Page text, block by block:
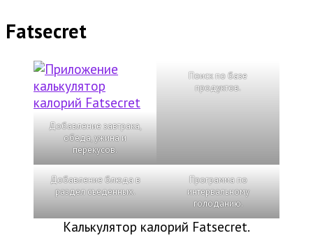
Fatsecret
Добавление завтрака,
обеда, ужина и
перекусов.
Поиск по базе
продуктов.
Добавление блюда в
раздел съеденных.
Программа по
интервальному
голоданию.
Калькулятор калорий Fatsecret.